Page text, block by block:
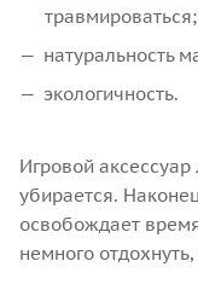
травмироваться;
натуральность
экологичность.
Игровой
убирается.
освобождает
немного